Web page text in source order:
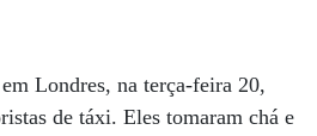
Londres, na terça-feira 20,
de táxi. Eles tomaram chá e